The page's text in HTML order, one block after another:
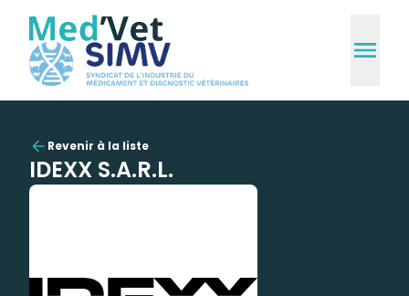
Revenir à la liste
IDEXX S.A.R.L.